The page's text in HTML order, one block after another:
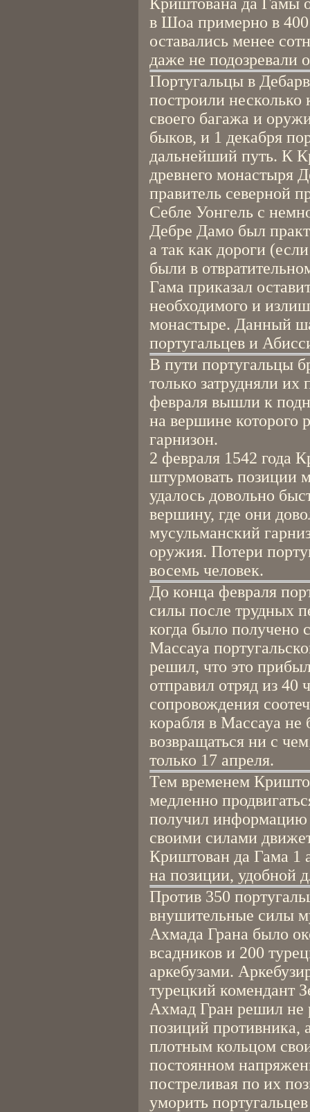
в Шоа примерно в
оставались менее
даже не подозревали
Португальцы в
построили несколько
своего багажа и
быков, и 1 декабря
дальнейший путь. К
древнего монастыря
правитель северной
Себле Уонгель с
Дебре Дамо был
а так как дороги
были в
Гама приказал
необходимого и
монастыре. Данный
португальцев и
В пути португальцы
только затрудняли
февраля вышли к
на вершине которого
гарнизон.
2 февраля 1542 года
штурмовать позиции
удалось довольно
вершину, где они
мусульманский
оружия. Потери
восемь человек.
До конца февраля
силы после трудных
когда было получено
Массауа
решил, что это
отправил отряд из 40
сопровождения
корабля в Массауа
возвращаться ни с
только 17 апреля.
Тем временем
медленно
получил информацию
своими силами
Криштован да Гама 1
на позиции, удобной
Против 350
внушительные силы
Ахмада Грана было
всадников и 200
аркебузами.
турецкий комендант
Ахмад Гран решил не
позиций противника,
плотным кольцом
постоянном
постреливая по их
уморить